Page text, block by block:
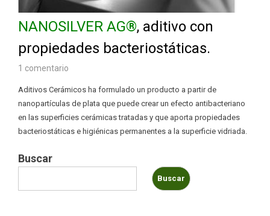
NANOSILVER AG®, aditivo con
propiedades bacteriostáticas.
1 comentario
Aditivos Cerámicos ha formulado un producto a partir de
nanopartículas de plata que puede crear un efecto antibacteriano
en las superficies cerámicas tratadas y que aporta propiedades
bacteriostáticas e higiénicas permanentes a la superficie vidriada.
Buscar
Buscar